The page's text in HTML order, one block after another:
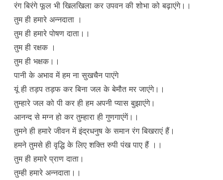
रंग बिरंगे फूल भी खिलखिला कर उपवन की शोभा को बढ़ाएंगे।।
तुम ही हमारे अन्नदाता ।
तुम ही हमारे पोषण दाता।।
तुम ही रक्षक ।
तुम ही भक्षक।।
पानी के अभाव में हम ना सुखचैन पाएंगे
यूं ही तड़प तड़फ कर बिना जल के बेमौत मर जाएंगे।।
तुम्हारे जल को पी कर ही हम अपनी प्यास बुझाएंगे।
आनन्द से मग्न हो कर तुम्हारा ही गुणगाएंगें।।
तुमने ही हमारे जीवन में इंद्रधनुष के समान रंग बिखराएं हैं।
हमने तुमसे ही वृद्धि के लिए शक्ति रुपी पंख पाए हैं ।।
तुम ही हमारे प्राण दाता।
तुम्ही हमारे अन्नदाता।।